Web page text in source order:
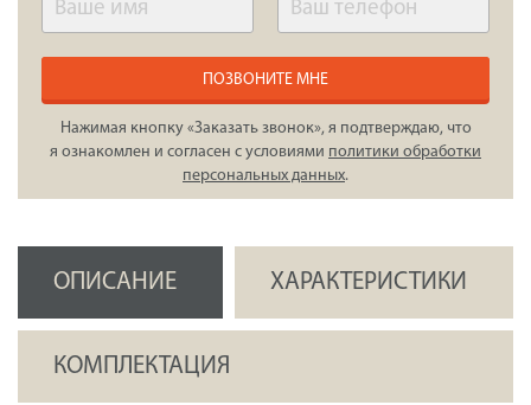
ПОЗВОНИТЕ МНЕ
Нажимая кнопку «Заказать звонок», я подтверждаю, что
я ознакомлен и согласен с условиями политики обработки
персональных данных.
ОПИСАНИЕ ХАРАКТЕРИСТИКИ
КОМПЛЕКТАЦИЯ